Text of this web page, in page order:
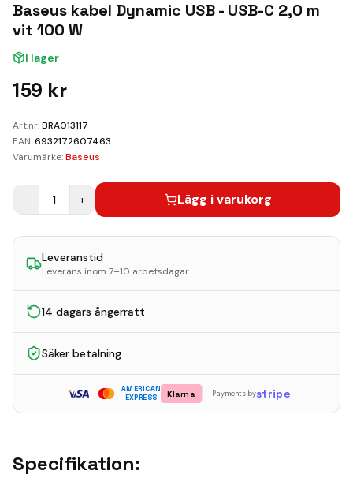
Kundvagn
Baseus kabel Dynamic USB - USB-C 2,0 m
vit 100 W
I lager
159 kr
Art.nr:BRA013117
EAN:6932172607463
Varumärke:Baseus
− 1 + Lägg i varukorg
Leveranstid
Leverans inom 7–10 arbetsdagar
14 dagars ångerrätt
Säker betalning
AMERICAN
EXPRESS
Klarna Payments bystripe
Specifikation: